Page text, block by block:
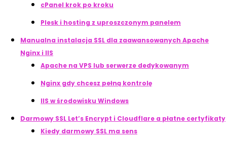
cPanel krok po kroku
Plesk i hosting z uproszczonym panelem
Manualna instalacja SSL dla zaawansowanych Apache
Nginx i IIS
Apache na VPS lub serwerze dedykowanym
Nginx gdy chcesz pełną kontrolę
IIS w środowisku Windows
Darmowy SSL Let’s Encrypt i Cloudflare a płatne certyfikaty
Kiedy darmowy SSL ma sens